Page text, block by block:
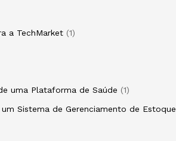
a TechMarket
1
uma Plataforma de Saúde
1
Sistema de Gerenciamento de Estoque